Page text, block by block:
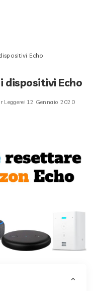
Echo
dispositivi Echo
Leggere 12 Gennaio 2020